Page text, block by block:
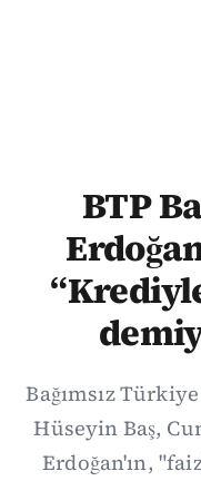
BTP
Bağımsız
Hüseyin Baş,
Erdoğan'ın,